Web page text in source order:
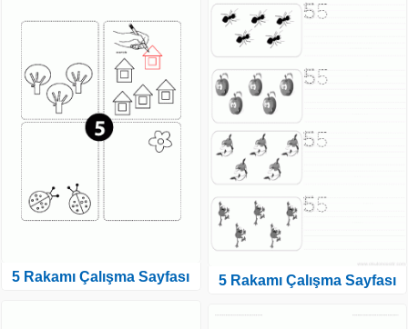
5 Rakamı Çalışma Sayfası 5 Rakamı Çalışma Sayfası